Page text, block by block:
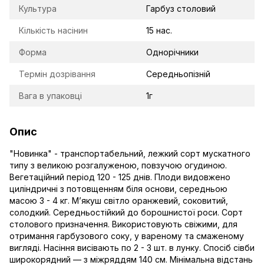
Культура Гарбуз столовий
Кількість насінин 15 нас.
Форма Однорічники
Термін дозрівання Середньопізній
Вага в упаковці 1г
Опис
"Новинка" - транспортабельний, лежкий сорт мускатного
типу з великою розгалуженою, повзучою огудиною.
Вегетаційний період 120 - 125 днів. Плоди видовжено
циліндричні з потовщенням біля основи, середньою
масою 3 - 4 кг. М’якуш світло оранжевий, соковитий,
солодкий. Середньостійкий до борошнистої роси. Сорт
столового призначення. Використовують свіжими, для
отримання гарбузового соку, у вареному та смаженому
вигляді. Насіння висівають по 2 - 3 шт. в лунку. Спосіб сівби
широкорядний — з міжряддям 140 см. Мінімальна відстань